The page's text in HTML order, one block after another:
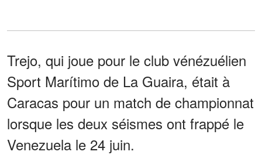
Trejo, qui joue pour le club vénézuélien
Sport Marítimo de La Guaira, était à
Caracas pour un match de championnat
lorsque les deux séismes ont frappé le
Venezuela le 24 juin.